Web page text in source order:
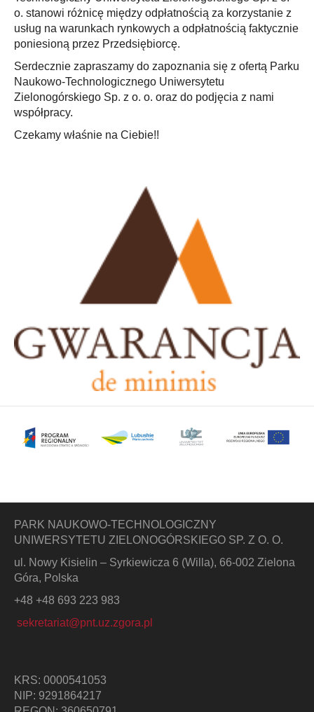
o. stanowi różnicę między odpłatnością za korzystanie z
usług na warunkach rynkowych a odpłatnością faktycznie
poniesioną przez Przedsiębiorcę.
Serdecznie zapraszamy do zapoznania się z ofertą Parku
Naukowo-Technologicznego Uniwersytetu
Zielonogórskiego Sp. z o. o. oraz do podjęcia z nami
współpracy.
Czekamy właśnie na Ciebie!!
PARK NAUKOWO-TECHNOLOGICZNY
UNIWERSYTETU ZIELONOGÓRSKIEGO SP. Z O. O.
ul. Nowy Kisielin – Syrkiewicza 6 (Willa), 66-002 Zielona
Góra, Polska
+48 +48 693 223 983
sekretariat@pnt.uz.zgora.pl
KRS: 0000541053
NIP: 9291864217